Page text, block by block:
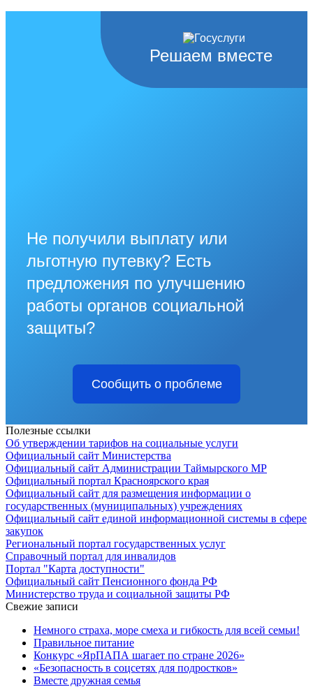
Решаем вместе
Не получили выплату или
льготную путевку? Есть
предложения по улучшению
работы органов социальной
защиты?
Сообщить о проблеме
Полезные ссылки
Об утверждении тарифов на социальные услуги
Официальный сайт Министерства
Официальный сайт Администрации Таймырского МР
Официальный портал Красноярского края
Официальный сайт для размещения информации о
государственных (муниципальных) учреждениях
Официальный сайт единой информационной системы в сфере
закупок
Региональный портал государственных услуг
Справочный портал для инвалидов
Портал "Карта доступности"
Официальный сайт Пенсионного фонда РФ
Министерство труда и социальной защиты РФ
Свежие записи
Немного страха, море смеха и гибкость для всей семьи!
Правильное питание
Конкурс «ЯрПАПА шагает по стране 2026»
«Безопасность в соцсетях для подростков»
Вместе дружная семья